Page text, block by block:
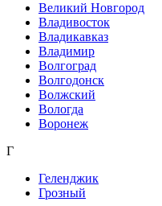
Великий Новгород
Владивосток
Владикавказ
Владимир
Волгоград
Волгодонск
Волжский
Вологда
Воронеж
Г
Геленджик
Грозный